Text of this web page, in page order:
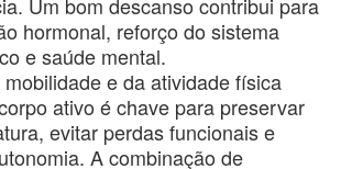
hormonal, reforço do sistema
e saúde mental.
e da atividade física
ativo é chave para preservar
evitar perdas funcionais e
A combinação de